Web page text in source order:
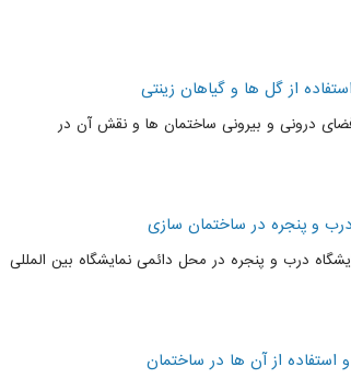
از گل ها و گیاهان زینتی
فضای درونی و بیرونی ساختمان ها و نقش آن در
و پنجره در ساختمان سازی
درب و پنجره در محل دائمی نمایشگاه بین المللی
از آن ها در ساختمان